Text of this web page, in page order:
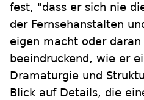
fest, "dass er sich nie
der Fernsehanstalten
eigen macht oder
beeindruckend, wie er
Dramaturgie und
Blick auf Details, die